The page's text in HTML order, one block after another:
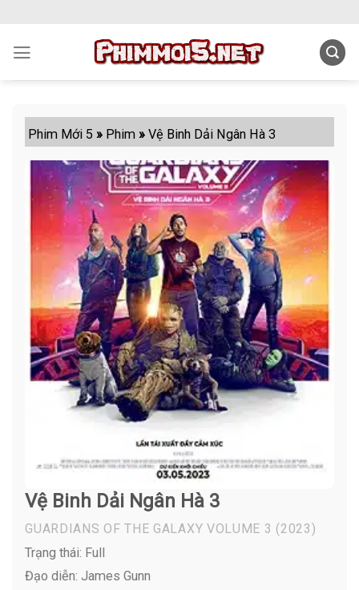
content
Phim Mới 5 » Phim »Vệ Binh Dải Ngân Hà 3
Vệ Binh Dải Ngân Hà 3
GUARDIANS OF THE GALAXY VOLUME 3 (2023)
Trạng thái: Full
Đạo diễn: James Gunn